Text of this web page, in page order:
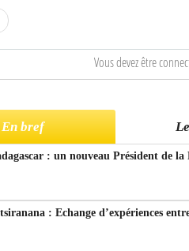
Vous devez être
En bref
: un nouveau Président de
: Echange d’expériences